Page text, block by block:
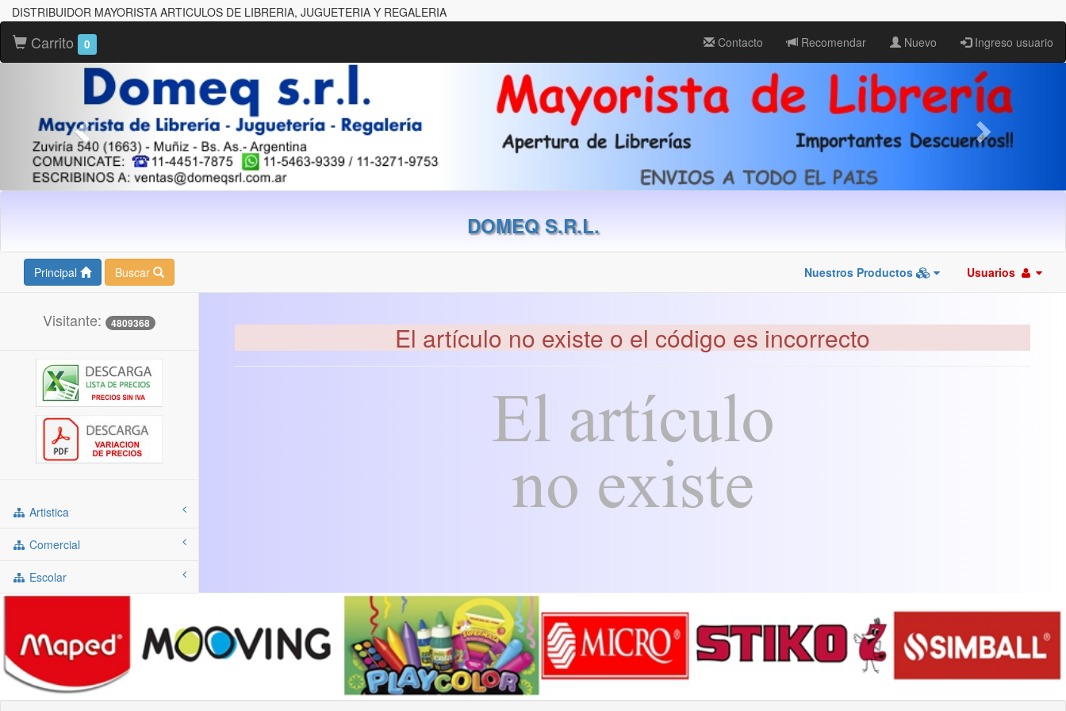
DISTRIBUIDOR MAYORISTA ARTICULOS DE LIBRERIA, JUGUETERIA Y REGALERIA
Carrito 0 Contacto Recomendar Nuevo Ingreso usuario
DOMEQ S.R.L.
Principal Buscar Nuestros Productos Usuarios
Visitante: 4809368
Artistica
Comercial
Escolar
El artículo no existe o el código es incorrecto